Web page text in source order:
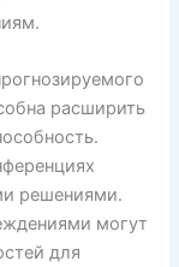
расширить
решениями.
могут
для